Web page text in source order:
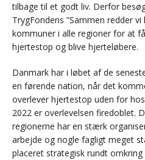
tilbage til et godt liv. Derfor
TrygFondens ”Sammen redder
kommuner i alle regioner for at
hjertestop og blive hjerteløbere.
Danmark har i løbet af de
en førende nation, når det
overlever hjertestop uden for
2022 er overlevelsen firedoblet.
regionerne har en stærk
arbejde og nogle fagligt meget
placeret strategisk rundt